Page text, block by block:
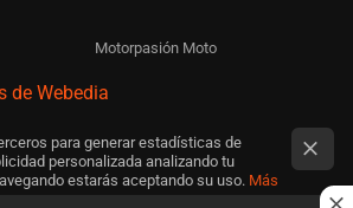
Motorpasión Moto
de Webedia
para generar estadísticas de
personalizada analizando tu
estarás aceptando su uso. Más